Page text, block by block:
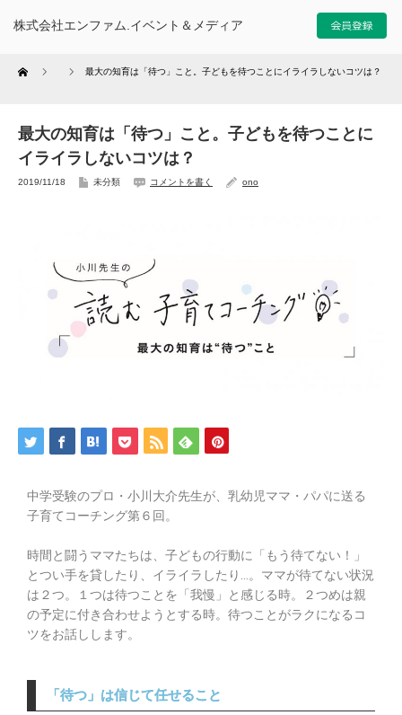
株式会社エンファム.イベント＆メディア
Home 最大の知育は「待つ」こと。子どもを待つことにイライラしないコツは？
最大の知育は「待つ」こと。子どもを待つことに
イライラしないコツは？
2019/11/18 未分類 コメントを書く ono
中学受験のプロ・小川大介先生が、乳幼児ママ・パパに送る
子育てコーチング第６回。
時間と闘うママたちは、子どもの行動に「もう待てない！」
とつい手を貸したり、イライラしたり…。ママが待てない状況
は２つ。１つは待つことを「我慢」と感じる時。２つめは親
の予定に付き合わせようとする時。待つことがラクになるコ
ツをお話しします。
「待つ」は信じて任せること